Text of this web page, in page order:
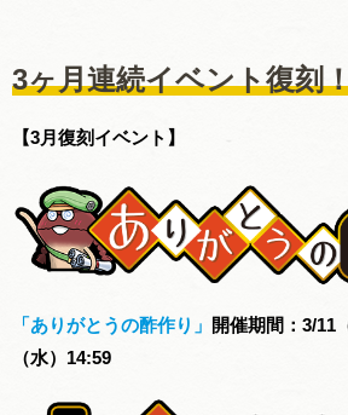
3ヶ月連続イベント復刻
【3月復刻イベント】
「ありがとうの酢作り」 開催期間：3/11
（水）14:59